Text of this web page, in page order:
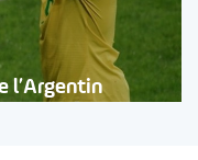
l’Argentin